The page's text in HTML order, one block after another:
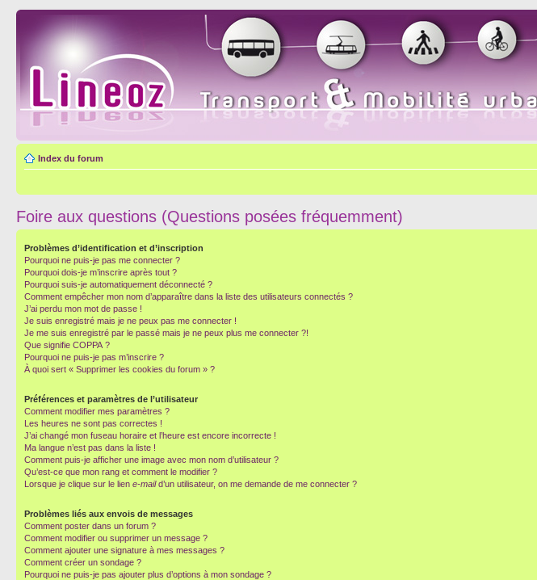
Index du forum
Foire aux questions (Questions posées fréquemment)
Problèmes d’identification et d’inscription
Pourquoi ne puis-je pas me connecter ?
Pourquoi dois-je m’inscrire après tout ?
Pourquoi suis-je automatiquement déconnecté ?
Comment empêcher mon nom d’apparaître dans la liste des utilisateurs connectés ?
J’ai perdu mon mot de passe !
Je suis enregistré mais je ne peux pas me connecter !
Je me suis enregistré par le passé mais je ne peux plus me connecter ?!
Que signifie COPPA ?
Pourquoi ne puis-je pas m’inscrire ?
À quoi sert « Supprimer les cookies du forum » ?
Préférences et paramètres de l’utilisateur
Comment modifier mes paramètres ?
Les heures ne sont pas correctes !
J’ai changé mon fuseau horaire et l’heure est encore incorrecte !
Ma langue n’est pas dans la liste !
Comment puis-je afficher une image avec mon nom d’utilisateur ?
Qu’est-ce que mon rang et comment le modifier ?
Lorsque je clique sur le lien e-maild’un utilisateur, on me demande de me connecter ?
Problèmes liés aux envois de messages
Comment poster dans un forum ?
Comment modifier ou supprimer un message ?
Comment ajouter une signature à mes messages ?
Comment créer un sondage ?
Pourquoi ne puis-je pas ajouter plus d’options à mon sondage ?